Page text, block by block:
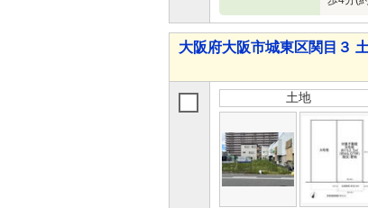
大阪府大阪市城東区関目３
土地